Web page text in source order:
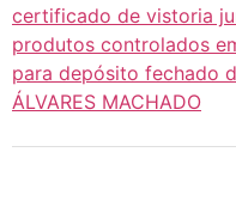
certificado de vistoria
produtos controlados
para depósito fechado
ÁLVARES MACHADO